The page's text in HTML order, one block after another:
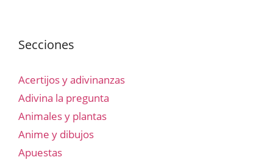
Secciones
Acertijos y adivinanzas
Adivina la pregunta
Animales y plantas
Anime y dibujos
Apuestas